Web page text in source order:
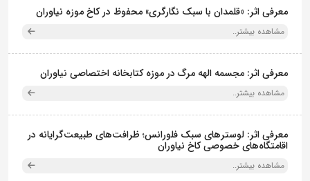
معرفی اثر: «قلمدان با سبک نگارگری» محفوظ در کاخ موزه نیاوران
مشاهده بیشتر..
معرفی اثر: مجسمه الهه مرگ در موزه کتابخانه اختصاصی نیاوران
مشاهده بیشتر..
معرفی اثر: لوسترهای سبک فلورانس؛ ظرافت‌های طبیعت‌گرایانه در
اقامتگاه‌های خصوصی کاخ نیاوران
مشاهده بیشتر..